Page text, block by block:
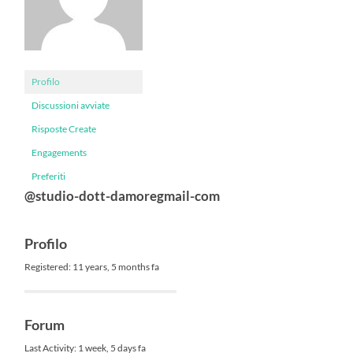
Profilo
Discussioni avviate
Risposte Create
Engagements
Preferiti
@studio-dott-damoregmail-com
Profilo
Registered: 11 years, 5 months fa
Forum
Last Activity: 1 week, 5 days fa